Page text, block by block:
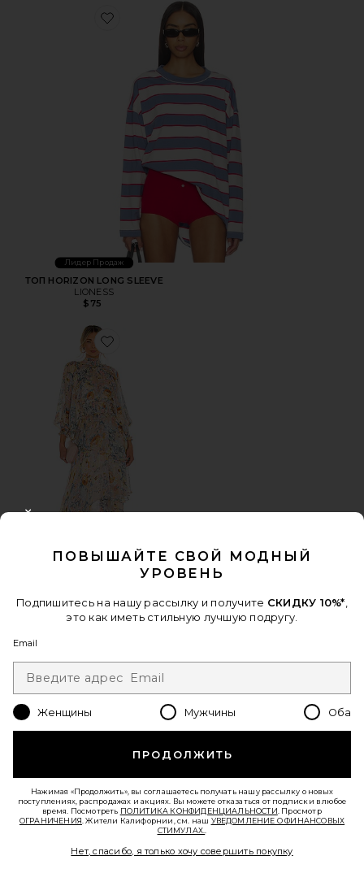
Favorite ТОП HORIZON LONG SLEEVE
Лидер Продаж
ТОП HORIZON LONG SLEEVE
LIONESS
$75
Favorite ПЛАТЬЕ ASTRID
В ТРЕНДЕ СЕЙЧАС!
ПЛАТЬЕ ASTRID
ELLIATT
Favorite БРЮКИ ROMA
ПОВЫШАЙТЕ СВОЙ МОДНЫЙ
УРОВЕНЬ
Подпишитесь на нашу рассылку и получите СКИДКУ 10%*
это как иметь стильную лучшую подругу.
Email
Женщины Мужчины Оба
ПРОДОЛЖИТЬ
Нажимая «Продолжить», вы соглашаетесь получать нашу рассылку о новых
поступлениях, распродажах и акциях. Вы можете отказаться от подписки в любое
время. Посмотреть ПОЛИТИКА КОНФИДЕНЦИАЛЬНОСТИ . Просмотр
ОГРАНИЧЕНИЯ . Жители Калифорнии, см. наш УВЕДОМЛЕНИЕ О ФИНАНСОВЫХ
СТИМУЛАХ.
Нет, спасибо, я только хочу совершить покупку